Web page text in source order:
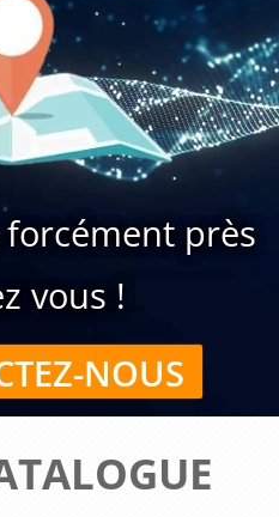
près
vous !
NOUS